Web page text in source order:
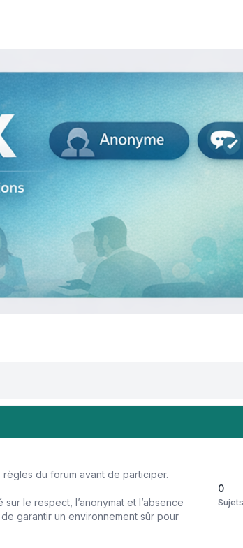
du forum avant de participer.
le respect, l’anonymat et l’absence
garantir un environnement sûr pour
0
Sujets